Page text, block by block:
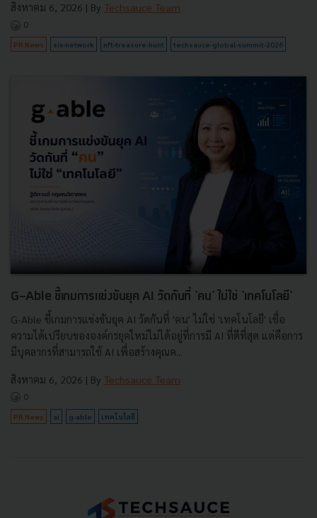
สิงหาคม 6, 2026 | By Techsauce Team
0
PR News six-network nft-treasure-hunt techsauce-global-summit-2026
G-Able ชี้เกมการแข่งขันยุค AI วัดกันที่ 'คน' ไม่ใช่ 'เทคโนโลยี'
G-Able ชี้เกมการแข่งขันยุค AI วัดกันที่ 'คน' ไม่ใช่ 'เทคโนโลยี' เชื่อ
ความได้เปรียบขององค์กรยุคใหม่ไม่ได้อยู่ที่การมี AI ที่ดีที่สุด แต่คือการ
มีบุคลากรที่สามารถใช้ AI เพื่อสร้างคุณค...
สิงหาคม 6, 2026 | By Techsauce Team
0
PR News ai g-able เทคโนโลยี